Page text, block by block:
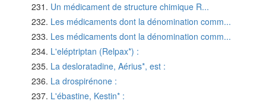
Un médicament de structure chimique R...
Les médicaments dont la dénomination comm...
Les médicaments dont la dénomination comm...
L'eléptriptan (Relpax*) :
La desloratadine, Aérius*, est :
La drospirénone :
L'ébastine, Kestin* :